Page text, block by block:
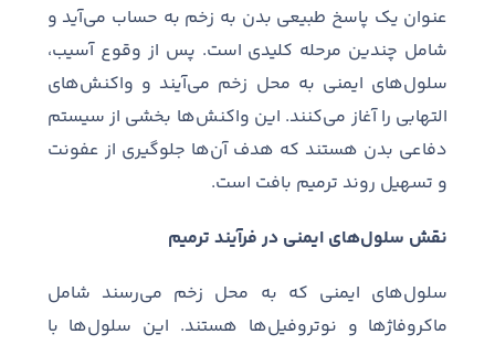
عنوان یک پاسخ طبیعی بدن به زخم به حساب میآید و
شامل چندین مرحله کلیدی است. پس از وقوع آسیب،
سلولهای ایمنی به محل زخم میآیند و واکنشهای
التهابی را آغاز میکنند. این واکنشها بخشی از سیستم
دفاعی بدن هستند که هدف آنها جلوگیری از عفونت
و تسهیل روند ترمیم بافت است.
نقش سلول‌های ایمنی در فرآیند ترمیم
سلولهای ایمنی که به محل زخم میرسند شامل
ماکروفاژها و نوتروفیلها هستند. این سلولها با